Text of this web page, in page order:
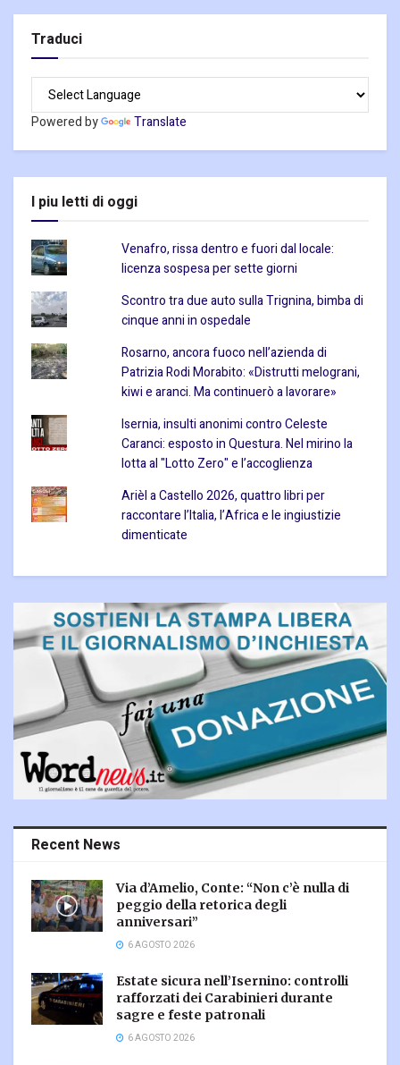
Traduci
Powered by Translate
I piu letti di oggi
Venafro, rissa dentro e fuori dal locale:
licenza sospesa per sette giorni
Scontro tra due auto sulla Trignina, bimba di
cinque anni in ospedale
Rosarno, ancora fuoco nell’azienda di
Patrizia Rodi Morabito: «Distrutti melograni,
kiwi e aranci. Ma continuerò a lavorare»
Isernia, insulti anonimi contro Celeste
Caranci: esposto in Questura. Nel mirino la
lotta al "Lotto Zero" e l’accoglienza
Arièl a Castello 2026, quattro libri per
raccontare l’Italia, l’Africa e le ingiustizie
dimenticate
Recent News
Via d’Amelio, Conte: “Non c’è nulla di
peggio della retorica degli
anniversari”
6 AGOSTO 2026
Estate sicura nell’Isernino: controlli
rafforzati dei Carabinieri durante
sagre e feste patronali
6 AGOSTO 2026